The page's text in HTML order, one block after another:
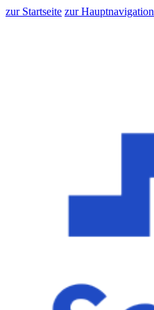
zur Startseite zur Hauptnavigation